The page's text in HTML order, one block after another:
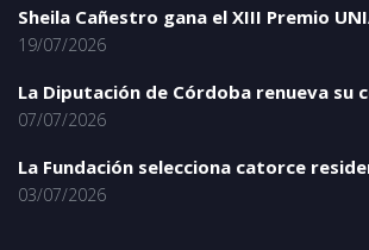
Sheila Cañestro gana el XIII Premio
19/07/2026
La Diputación de Córdoba renueva su
07/07/2026
La Fundación selecciona catorce
03/07/2026